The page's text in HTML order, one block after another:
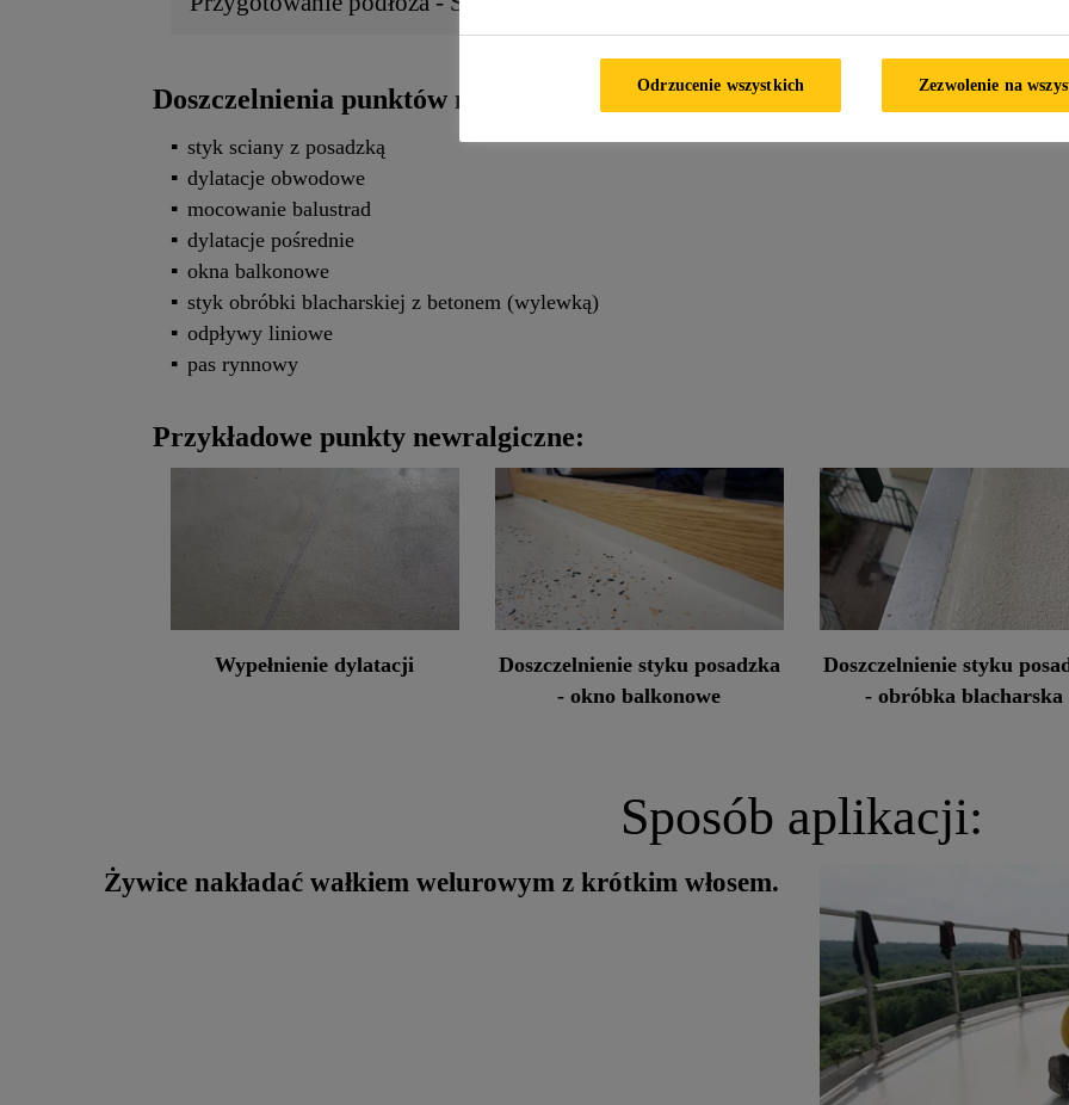
Doszczelnienia punktów newralgicznych obejmują:
styk sciany z posadzką
dylatacje obwodowe
mocowanie balustrad
dylatacje pośrednie
okna balkonowe
styk obróbki blacharskiej z betonem (wylewką)
odpływy liniowe
pas rynnowy
Przykładowe punkty newralgiczne:
Wypełnienie dylatacji
Doszczelnienie styku posadzka
- okno balkonowe
Doszczelnienie styku
- obróbka blacharska
Sposób aplikacji:
Żywice nakładać wałkiem welurowym z krótkim włosem.
Odrzucenie wszystkich Zezwolenie na